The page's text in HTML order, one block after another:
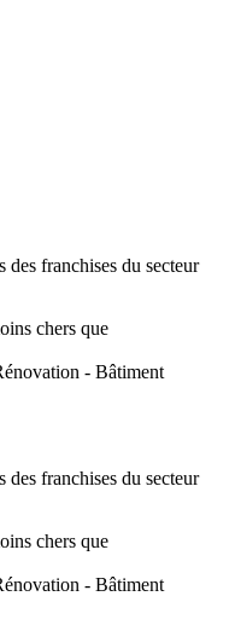
franchises du secteur
chers que
- Bâtiment
franchises du secteur
chers que
- Bâtiment